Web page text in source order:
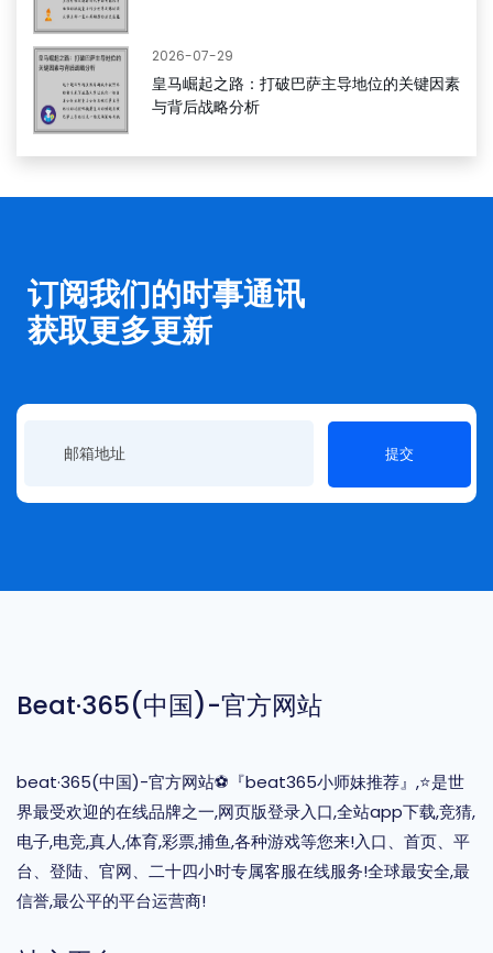
2026-07-29
皇马崛起之路：打破巴萨主导地位的关键因素
与背后战略分析
订阅我们的时事通讯
获取更多更新
提交
Beat·365(中国)-官方网站
beat·365(中国)-官方网站⚽️『beat365小师妹推荐』,⭐️是世
界最受欢迎的在线品牌之一,网页版登录入口,全站app下载,竞猜,
电子,电竞,真人,体育,彩票,捕鱼,各种游戏等您来!入口、首页、平
台、登陆、官网、二十四小时专属客服在线服务!全球最安全,最
信誉,最公平的平台运营商!